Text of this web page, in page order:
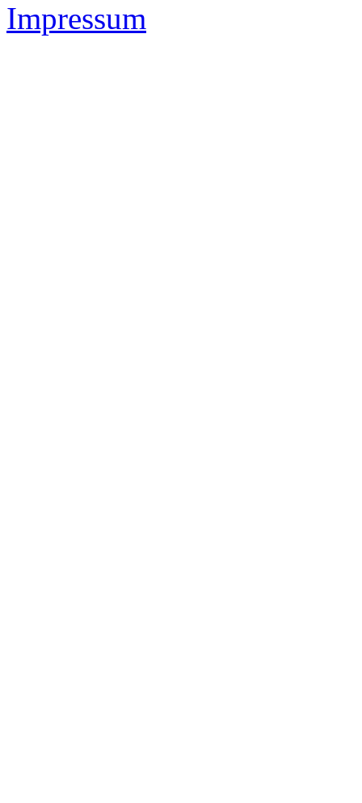
Impressum